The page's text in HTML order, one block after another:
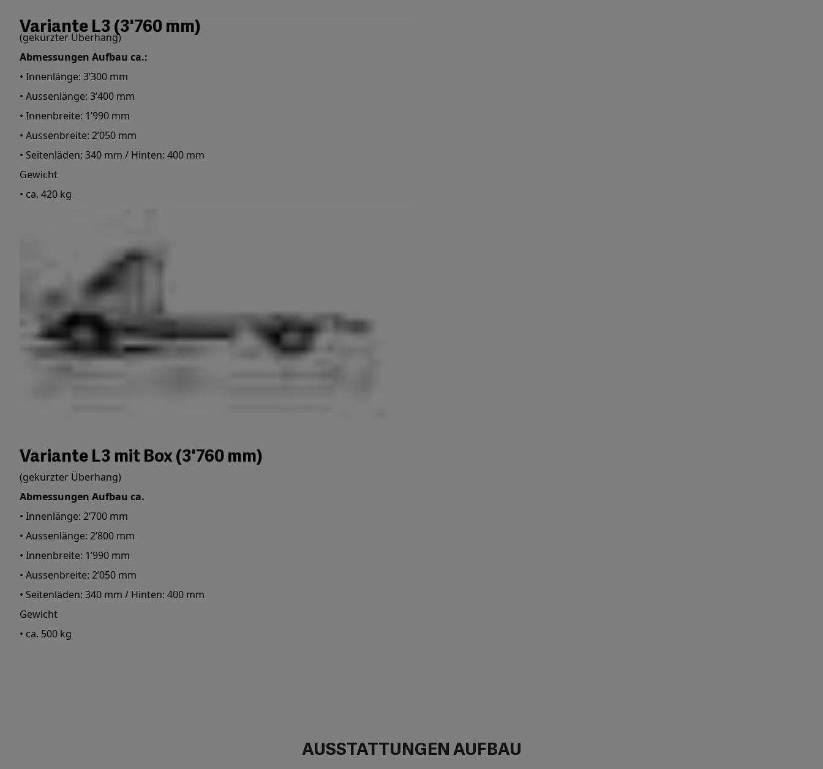
Variante L3 (3'760 mm)
(gekürzter Überhang)
Abmessungen Aufbau ca.:
• Innenlänge: 3’300 mm
• Aussenlänge: 3’400 mm
• Innenbreite: 1’990 mm
• Aussenbreite: 2’050 mm
• Seitenläden: 340 mm / Hinten: 400 mm
Gewicht
• ca. 420 kg
Variante L3 mit Box (3'760 mm)
(gekürzter Überhang)
Abmessungen Aufbau ca.
• Innenlänge: 2’700 mm
• Aussenlänge: 2’800 mm
• Innenbreite: 1’990 mm
• Aussenbreite: 2’050 mm
• Seitenläden: 340 mm / Hinten: 400 mm
Gewicht
• ca. 500 kg
AUSSTATTUNGEN AUFBAU